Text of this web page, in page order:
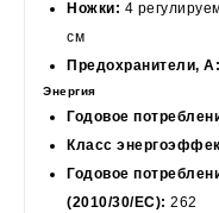
Ножки: 4
см
Предохранители, А:
Энергия
Годовое
Класс
Годовое
(2010/30/EC): 262